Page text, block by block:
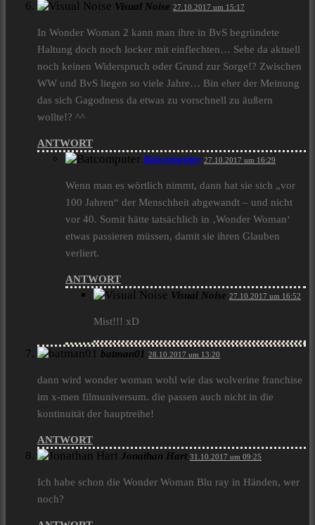
Visual Noise 27.10.2017 um 15:17
In Wonder Woman 2 kann man ihre in BvS begründete
Haltung doch noch locker mit einflechten… Sehe da aktuell
noch keinen Widerspruch oder Grund zur Sorge!? Zwischen
WW und BvS liegen so viele Jahre… Bin eher der Meinung
das sich Gagodness da etwas zu vorschnell zu äußern
wollte!? ^^
ANTWORT
Batcomputer 27.10.2017 um 16:29
Wenn man es wörtlich nimmt, dann hat sie sich „vor
100 Jahren“ der Menschheit abgewandt – und nicht
vor 40. Somit hätte tatsächlich in ‚Wonder Woman‘
etwas passieren müssen, damit sie ihren Glauben
verliert.
ANTWORT
Visual Noise 27.10.2017 um 16:52
Mist!!! xD
batman01 28.10.2017 um 13:20
dann wird wonder woman wohl wie das wolverine franchise
im x-men filmuniversum. die passen auch nicht in die
kontinuität der hauptreihe!
ANTWORT
Jonathan Hart 31.10.2017 um 09:25
Ich habe schon die Wonder Woman Blu ray in Händen, wer
noch?